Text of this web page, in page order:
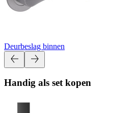
Deurbeslag binnen
Handig als set kopen